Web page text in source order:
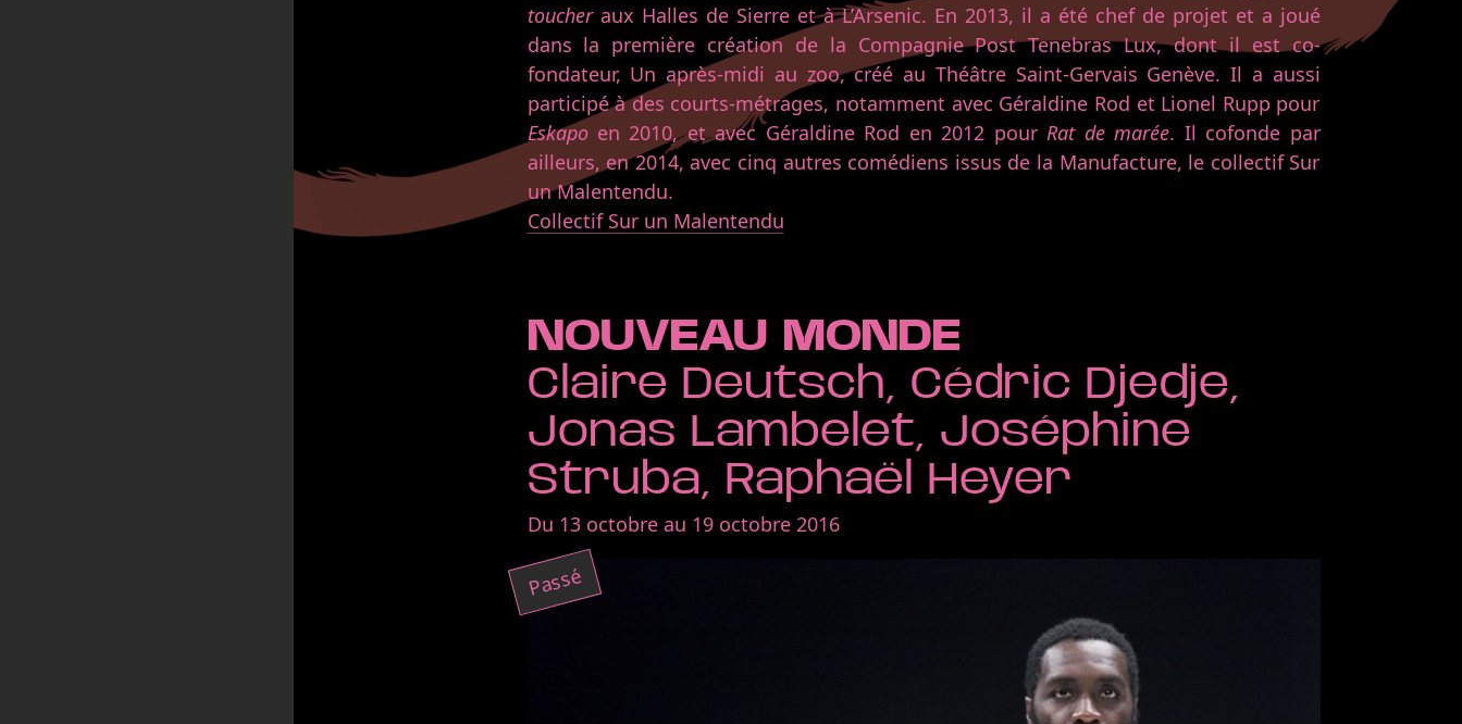
toucheraux Halles de Sierre et à L’Arsenic. En 2013, il a été chef de projet et a joué
dans la première création de la Compagnie Post Tenebras Lux, dont il est co-
fondateur, Un après-midi au zoo, créé au Théâtre Saint-Gervais Genève. Il a aussi
participé à des courts-métrages, notamment avec Géraldine Rod et Lionel Rupp pour
Eskapoen 2010, et avec Géraldine Rod en 2012 pourRat de marée. Il cofonde par
ailleurs, en 2014, avec cinq autres comédiens issus de la Manufacture, le collectif Sur
un Malentendu.
Collectif Sur un Malentendu
NOUVEAU MONDE
Claire Deutsch, Cédric Djedje,
Jonas Lambelet, Joséphine
Struba, Raphaël Heyer
Du 13 octobre au 19 octobre 2016
Passé